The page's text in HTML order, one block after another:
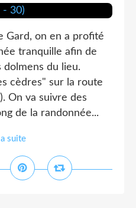
Gard, on en a profité
tranquille afin de
du lieu.
cèdres" sur la route
On va suivre des
de la randonnée...
suite